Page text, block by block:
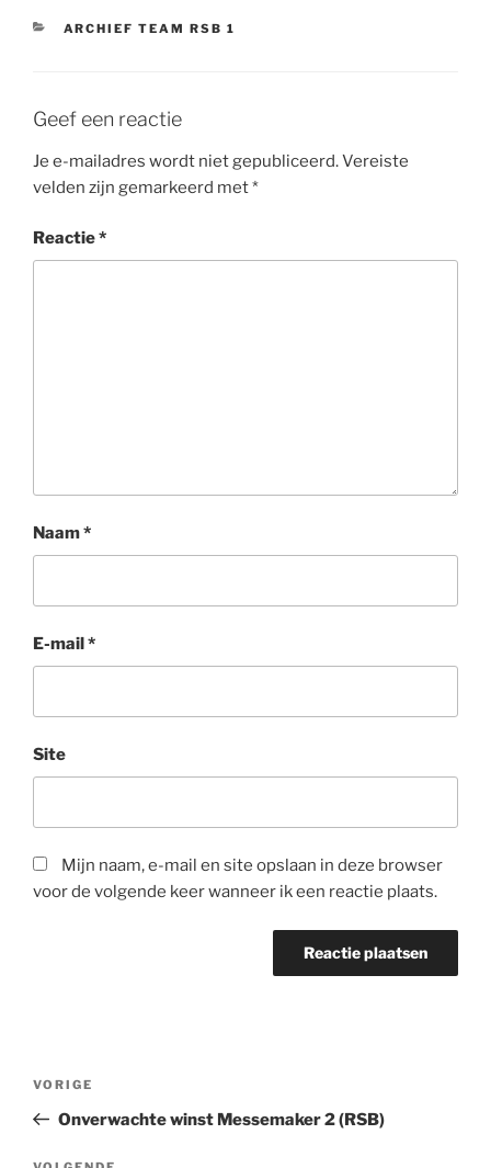
CATEGORIEËN
ARCHIEF TEAM RSB 1
Geef een reactie
Je e-mailadres wordt niet gepubliceerd.Vereiste
velden zijn gemarkeerd met*
Reactie*
Naam*
E-mail*
Site
Mijn naam, e-mail en site opslaan in deze browser
voor de volgende keer wanneer ik een reactie plaats.
Vorig
bericht
VORIGE
Onverwachte winst Messemaker 2 (RSB)